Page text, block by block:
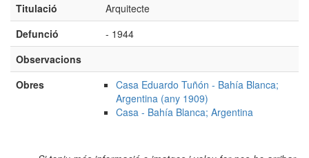
Titulació
Arquitecte
Defunció
- 1944
Observacions
Obres
Casa Eduardo Tuñón - Bahía Blanca;
Argentina (any 1909)
Casa - Bahía Blanca; Argentina